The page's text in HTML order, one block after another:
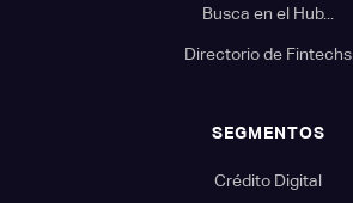
Busca en el Hub...
Directorio de Fintechs
SEGMENTOS
Crédito Digital